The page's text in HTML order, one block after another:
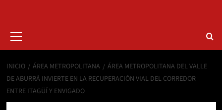
primario
INICIO ÁREA METROPOLITANA
ÁREA METROPOLITANA DEL VALLE
DE ABURRÁ INVIERTE EN LA RECUPERACIÓN VIAL DEL CORREDOR
ENTRE ITAGÜÍ Y ENVIGADO